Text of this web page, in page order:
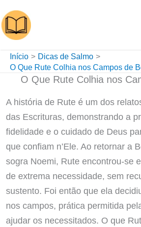
para
o
conteúdo
Início
Dicas de Salmo
O Que Rute Colhia nos Campos de
O Que Rute Colhia nos
A história de Rute é um dos
das Escrituras, demonstrando a
fidelidade e o cuidado de Deus
que confiam n’Ele. Ao retornar a
sogra Noemi, Rute encontrou-se
de extrema necessidade, sem
sustento. Foi então que ela
nos campos, prática permitida
ajudar os necessitados. O que